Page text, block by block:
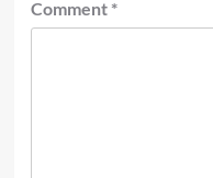
Comment *